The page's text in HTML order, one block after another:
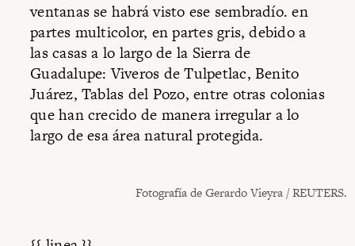
ventanas se habrá visto ese sembradío. en
partes multicolor, en partes gris, debido a
las casas a lo largo de la Sierra de
Guadalupe: Viveros de Tulpetlac, Benito
Juárez, Tablas del Pozo, entre otras colonias
que han crecido de manera irregular a lo
largo de esa área natural protegida.
Fotografía de Gerardo Vieyra / REUTERS.